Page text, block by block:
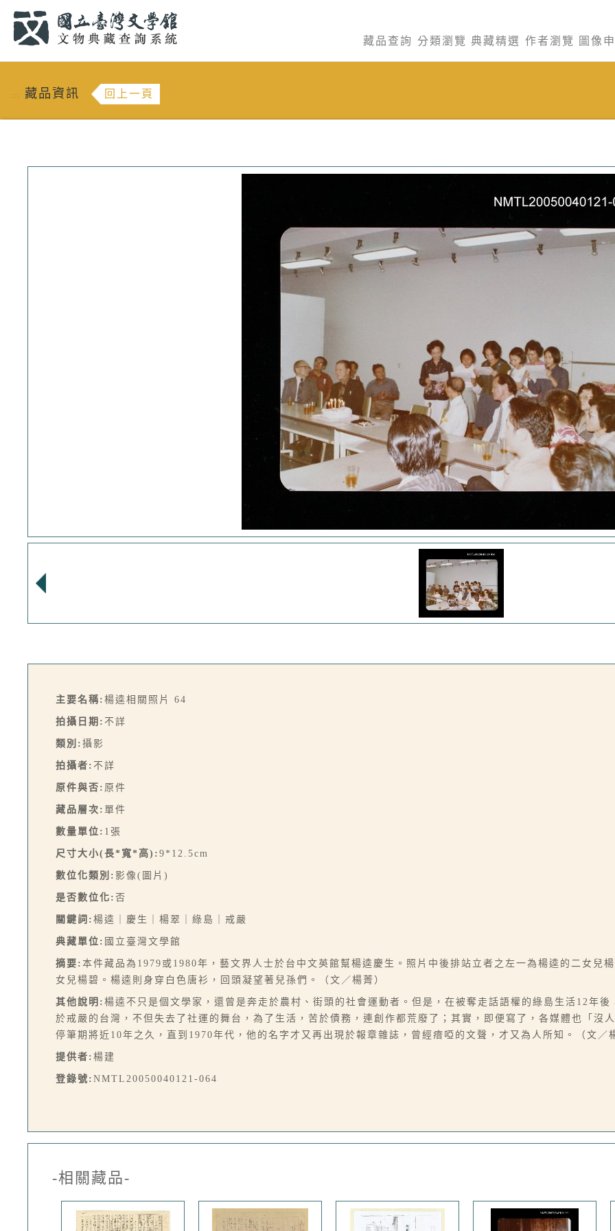
藏品查詢 分類瀏覽 典藏精選 作者瀏覽 圖像
::: 藏品資訊 回上一頁
主要名稱: 楊逵相關照片 64
拍攝日期: 不詳
類別: 攝影
拍攝者: 不詳
原件與否: 原件
藏品層次: 單件
數量單位: 1張
尺寸大小(長*寬*高): 9*12.5cm
數位化類別: 影像(圖片)
是否數位化: 否
關鍵詞: 楊逵｜慶生｜楊翠｜綠島｜戒嚴
典藏單位: 國立臺灣文學館
摘要: 本件藏品為1979或1980年，藝文界人士於台中文英館幫楊逵慶生。照片中後排站立者之左一為楊逵的二女兒
女兒楊碧。楊逵則身穿白色唐衫，回頭凝望著兒孫們。（文／楊菁）
其他說明: 楊逵不只是個文學家，還曾是奔走於農村、街頭的社會運動者。但是，在被奪走話語權的綠島生活12年
於戒嚴的台灣，不但失去了社運的舞台，為了生活，苦於債務，連創作都荒廢了；其實，即便寫了，各媒體也「沒
停筆期將近10年之久，直到1970年代，他的名字才又再出現於報章雜誌，曾經瘖啞的文聲，才又為人所知。（文／
提供者: 楊建
登錄號: NMTL20050040121-064
-相關藏品-